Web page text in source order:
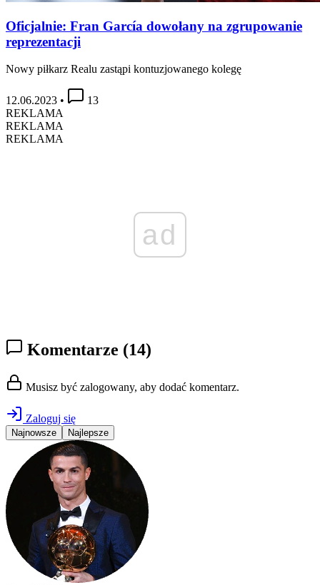
Oficjalnie: Fran García dowołany na zgrupowanie
reprezentacji
Nowy piłkarz Realu zastąpi kontuzjowanego kolegę
12.06.2023 •
13
REKLAMA
REKLAMA
REKLAMA
ad
Komentarze (14)
Musisz być zalogowany, aby dodać komentarz.
Zaloguj się
Najnowsze Najlepsze